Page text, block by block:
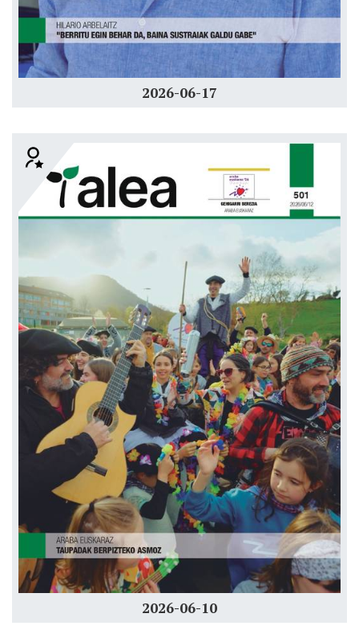
2026-06-17
2026-06-10